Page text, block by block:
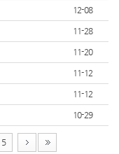
12-08
11-28
11-20
11-12
11-12
10-29
5